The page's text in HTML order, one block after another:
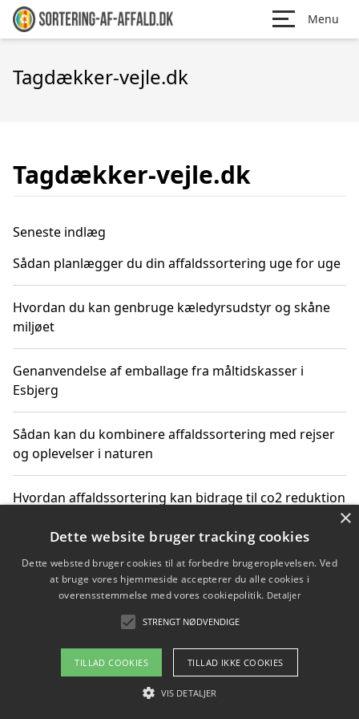
Menu
Tagdækker-vejle.dk
Tagdækker-vejle.dk
Seneste indlæg
Sådan planlægger du din affaldssortering uge for uge
Hvordan du kan genbruge kæledyrsudstyr og skåne
miljøet
Genanvendelse af emballage fra måltidskasser i
Esbjerg
Sådan kan du kombinere affaldssortering med rejser
og oplevelser i naturen
Hvordan affaldssortering kan bidrage til co2 reduktion
Copyright 2026 - Pilanto Aps
Om / kontakt
Blog Betingelser
×
Dette website bruger tracking cookies
Dette websted bruger cookies til at forbedre brugeroplevelsen. Ved
at bruge vores hjemmeside accepterer du alle cookies i
overensstemmelse med vores cookiepolitik. Detaljer
STRENGT NØDVENDIGE
TILLAD COOKIES TILLAD IKKE COOKIES
VIS DETALJER